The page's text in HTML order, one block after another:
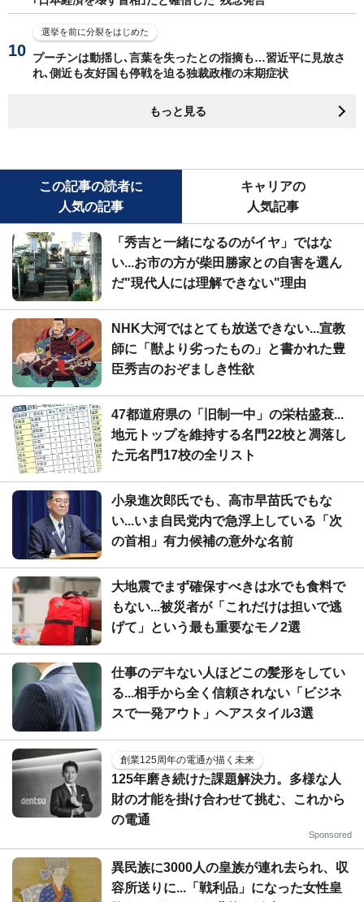
選挙を前に分裂をはじめた
プーチンは動揺し､言葉を失ったとの指摘も…習近平に見放さ
れ､側近も友好国も停戦を迫る独裁政権の末期症状
もっと見る
この記事の読者に
人気の記事
キャリアの
人気記事
「秀吉と一緒になるのがイヤ」ではな
い...お市の方が柴田勝家との自害を選ん
だ"現代人には理解できない"理由
NHK大河ではとても放送できない...宣教
師に「獣より劣ったもの」と書かれた豊
臣秀吉のおぞましき性欲
47都道府県の「旧制一中」の栄枯盛衰...
地元トップを維持する名門22校と凋落し
た元名門17校の全リスト
小泉進次郎氏でも、高市早苗氏でもな
い...いま自民党内で急浮上している「次
の首相」有力候補の意外な名前
大地震でまず確保すべきは水でも食料で
もない...被災者が「これだけは担いで逃
げて」という最も重要なモノ2選
仕事のデキない人ほどこの髪形をしてい
る...相手から全く信頼されない「ビジネ
スで一発アウト」ヘアスタイル3選
創業125周年の電通が描く未来
125年磨き続けた課題解決力。多様な人
財の才能を掛け合わせて挑む、これから
の電通
Sponsored
異民族に3000人の皇族が連れ去られ、収
容所送りに...「戦利品」になった女性皇